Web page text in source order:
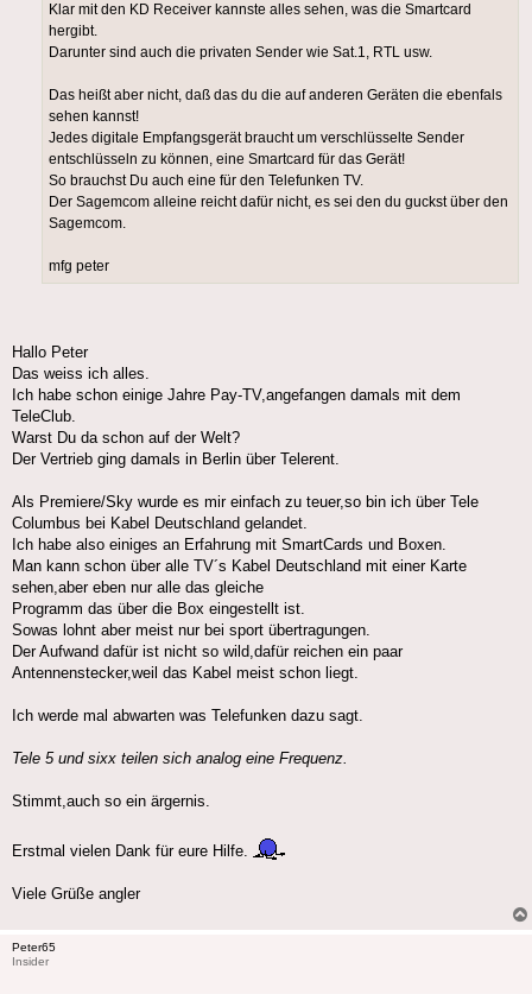
Klar mit den KD Receiver kannste alles sehen, was die Smartcard
hergibt.
Darunter sind auch die privaten Sender wie Sat.1, RTL usw.
Das heißt aber nicht, daß das du die auf anderen Geräten die ebenfals
sehen kannst!
Jedes digitale Empfangsgerät braucht um verschlüsselte Sender
entschlüsseln zu können, eine Smartcard für das Gerät!
So brauchst Du auch eine für den Telefunken TV.
Der Sagemcom alleine reicht dafür nicht, es sei den du guckst über den
Sagemcom.
mfg peter
Hallo Peter
Das weiss ich alles.
Ich habe schon einige Jahre Pay-TV,angefangen damals mit dem
TeleClub.
Warst Du da schon auf der Welt?
Der Vertrieb ging damals in Berlin über Telerent.
Als Premiere/Sky wurde es mir einfach zu teuer,so bin ich über Tele
Columbus bei Kabel Deutschland gelandet.
Ich habe also einiges an Erfahrung mit SmartCards und Boxen.
Man kann schon über alle TV´s Kabel Deutschland mit einer Karte
sehen,aber eben nur alle das gleiche
Programm das über die Box eingestellt ist.
Sowas lohnt aber meist nur bei sport übertragungen.
Der Aufwand dafür ist nicht so wild,dafür reichen ein paar
Antennenstecker,weil das Kabel meist schon liegt.
Ich werde mal abwarten was Telefunken dazu sagt.
Tele 5 und sixx teilen sich analog eine Frequenz.
Stimmt,auch so ein ärgernis.
Erstmal vielen Dank für eure Hilfe.
Viele Grüße angler
Peter65
Insider